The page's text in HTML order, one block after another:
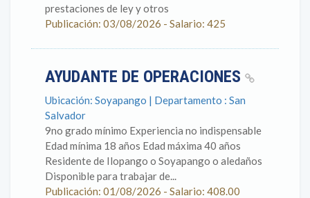
prestaciones de ley y otros
Publicación: 03/08/2026 - Salario: 425
AYUDANTE DE OPERACIONES
Ubicación: Soyapango | Departamento : San
Salvador
9no grado mínimo Experiencia no indispensable
Edad mínima 18 años Edad máxima 40 años
Residente de Ilopango o Soyapango o aledaños
Disponible para trabajar de...
Publicación: 01/08/2026 - Salario: 408.00